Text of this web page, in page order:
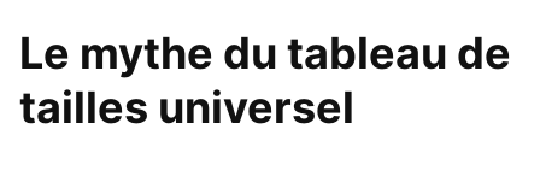
Le mythe du tableau de
tailles universel